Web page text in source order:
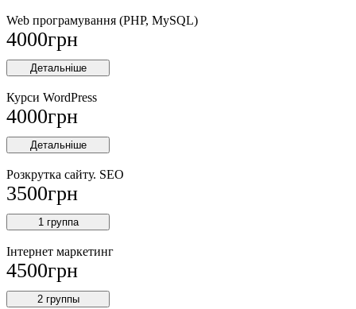
Web програмування (PHP, MySQL)
4000грн
Детальніше
Курси WordPress
4000грн
Детальніше
Розкрутка сайту. SEO
3500грн
1 группа
Інтернет маркетинг
4500грн
2 группы